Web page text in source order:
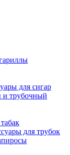
для сигар
и трубочный
для трубок